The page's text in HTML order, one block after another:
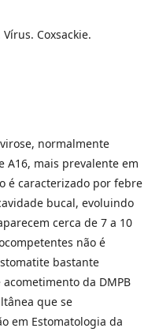
Coxsackie.
normalmente
A16, mais prevalente em
é caracterizado por febre
bucal, evoluindo
cerca de 7 a 10
não é
bastante
da DMPB
que se
em Estomatologia da